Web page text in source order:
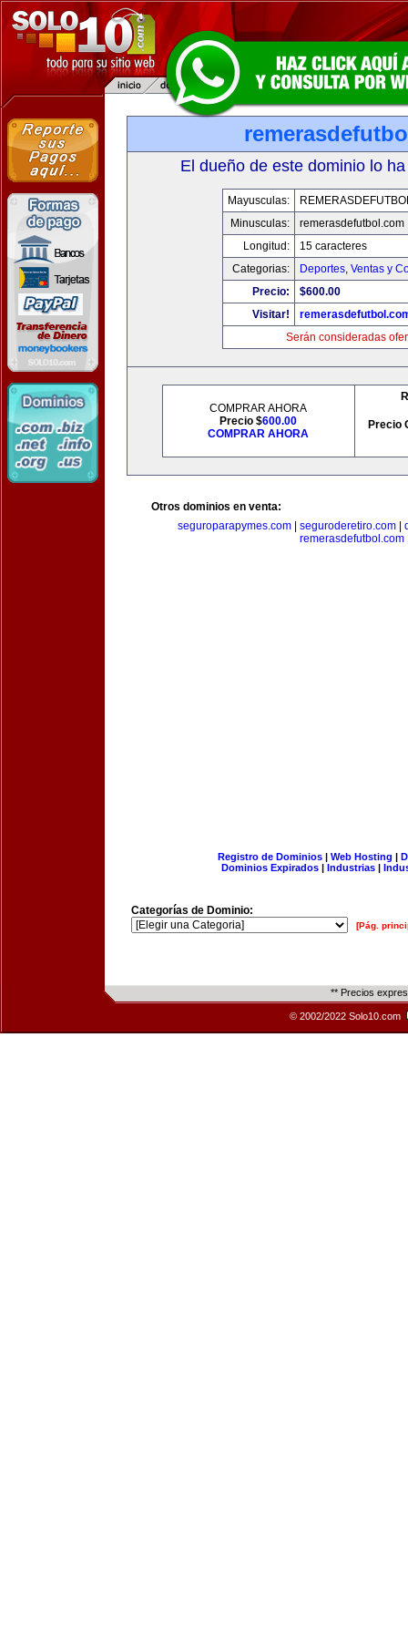
El dueño de este dominio lo
Mayusculas:
Minusculas:
remerasdefutbol.com
Longitud:
15 caracteres
Categorias:
Deportes, Ventas y
Precio:
$600.00
Visitar!
Serán consideradas
COMPRAR AHORA
Precio $600.00
COMPRAR AHORA
Precio
Otros dominios en venta:
seguroparapymes.com| seguroderetiro.com|
remerasdefutbol.com
Registro de Dominios| Web Hosting |
Dominios Expirados | Industrias |
Categorías de Dominio:
[Pág.
** Precios
© 2002/2022 Solo10.com